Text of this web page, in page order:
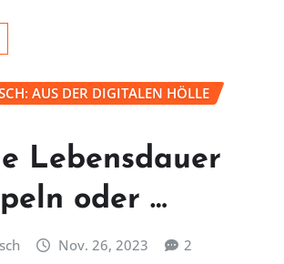
AUS DER DIGITALEN HÖLLE
Lebensdauer
oder …
Nov. 26, 2023 2